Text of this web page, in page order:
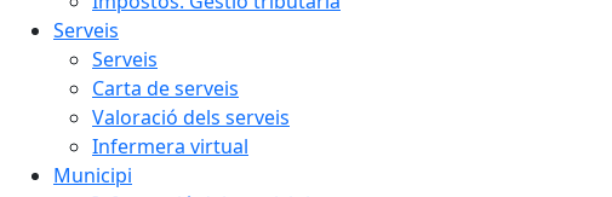
Serveis
Serveis
Carta de serveis
Valoració dels serveis
Infermera virtual
Municipi